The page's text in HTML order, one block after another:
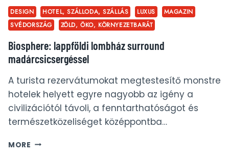
DESIGN HOTEL, SZÁLLODA, SZÁLLÁS LUXUS
MAGAZIN
SVÉDORSZÁG
ZÖLD, ÖKO, KÖRNYEZETBARÁT
Biosphere: lappföldi lombház surround
madárcsicsergéssel
A turista rezervátumokat megtestesítő monstre
hotelek helyett egyre nagyobb az igény a
civilizációtól távoli, a fenntarthatóságot és
természetközeliséget középpontba…
MORE BIOSPHERE: